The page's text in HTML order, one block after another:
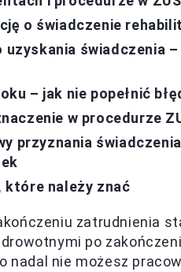
o świadczenie
świadczenia
– jak nie popełnić
w procedurze
przyznania
które należy znać
zatrudnienia
po
nadal nie możesz